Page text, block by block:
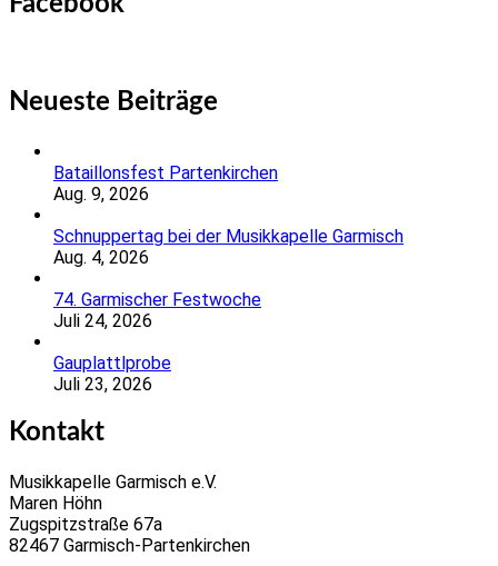
Neueste Beiträge
Bataillonsfest Partenkirchen
Aug. 9, 2026
Schnuppertag bei der Musikkapelle Garmisch
Aug. 4, 2026
74. Garmischer Festwoche
Juli 24, 2026
Gauplattlprobe
Juli 23, 2026
Kontakt
Musikkapelle Garmisch e.V.
Maren Höhn
Zugspitzstraße 67a
82467 Garmisch-Partenkirchen